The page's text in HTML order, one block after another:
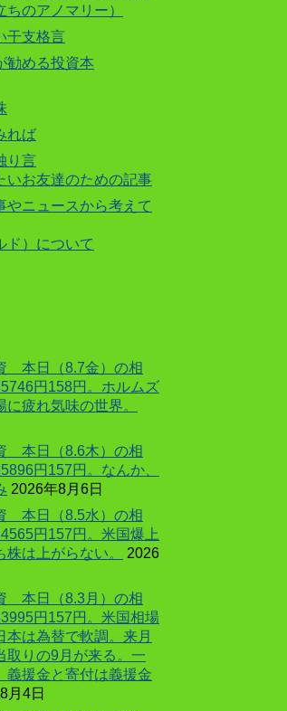
のアノマリー）
干支格言
勧める投資本
れば
り言
いお友達のための記事
やニュースから考えて
ド）について
本日（8.7金）の相
円158円。ホルムズ
疲れ気味の世界。
本日（8.6木）の相
円157円。なんか、
2026年8月6日
本日（8.5水）の相
円157円。米国爆上
は上がらない。
2026
本日（8.3月）の相
円157円。米国相場
本は為替で軟調。来月
取りの9月が来る。一
義援金と寄付は義援金
月4日